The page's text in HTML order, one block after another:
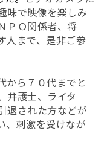
味で映像を楽しみ
ＰＯ関係者、将
人まで、是非ご参
から７０代までと
弁護士、ライタ
退された方などが
、刺激を受けなが